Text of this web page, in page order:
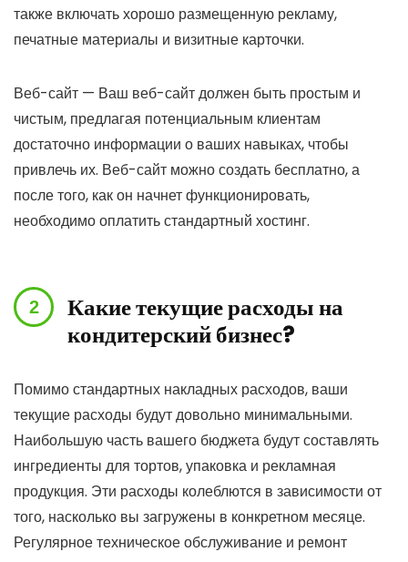
также включать хорошо размещенную рекламу,
печатные материалы и визитные карточки.
Веб-сайт — Ваш веб-сайт должен быть простым и
чистым, предлагая потенциальным клиентам
достаточно информации о ваших навыках, чтобы
привлечь их. Веб-сайт можно создать бесплатно, а
после того, как он начнет функционировать,
необходимо оплатить стандартный хостинг.
Какие текущие расходы на
кондитерский бизнес?
Помимо стандартных накладных расходов, ваши
текущие расходы будут довольно минимальными.
Наибольшую часть вашего бюджета будут составлять
ингредиенты для тортов, упаковка и рекламная
продукция. Эти расходы колеблются в зависимости от
того, насколько вы загружены в конкретном месяце.
Регулярное техническое обслуживание и ремонт